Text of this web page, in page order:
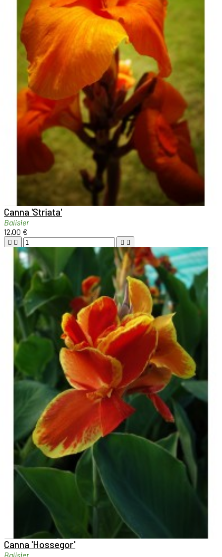
Canna 'Striata'
Balisier
12,00 €
   
Ajouter au panier
Aperçu rapide
Canna 'Hossegor'
Balisier